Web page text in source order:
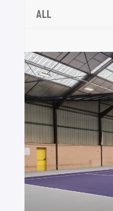
ALL